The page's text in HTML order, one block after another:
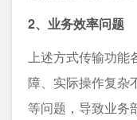
2、业务效率问题
上述方式传输功能
障、实际操作复杂
等问题，导致业务